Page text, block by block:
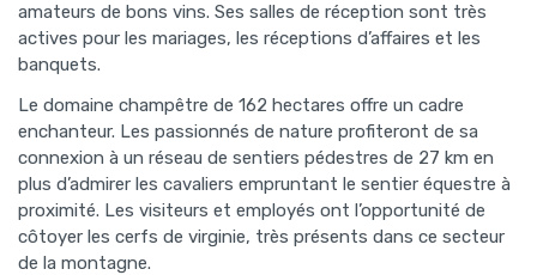
amateurs de bons vins. Ses salles de réception sont très
actives pour les mariages, les réceptions d’affaires et les
banquets.
Le domaine champêtre de 162 hectares offre un cadre
enchanteur. Les passionnés de nature profiteront de sa
connexion à un réseau de sentiers pédestres de 27 km en
plus d’admirer les cavaliers empruntant le sentier équestre à
proximité. Les visiteurs et employés ont l’opportunité de
côtoyer les cerfs de virginie, très présents dans ce secteur
de la montagne.